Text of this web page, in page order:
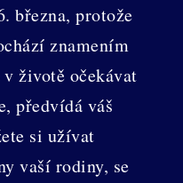
března, protože
znamením
životě očekávat
předvídá váš
si užívat
vaší rodiny, se